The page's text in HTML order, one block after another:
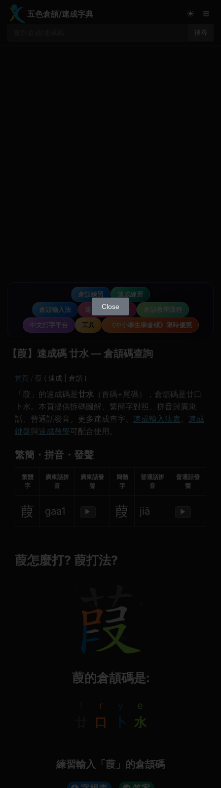
五色倉頡/速成字典
搜尋
☀ ≡
倉頡練習
速成練習
倉頡輸入法
速成輸入法教學
倉頡教學課程
中文打字平台
工具 《中小學生學倉頡》限時優惠
【葭】速成碼 廿水 — 倉頡碼查詢
首頁 葭 ( 速成 | 倉頡 )
「葭」的速成碼是 廿水 （首碼+尾碼），倉頡碼是廿口
卜水。本頁提供拆碼圖解、繁簡字對照、拼音與廣東
話、普通話發音。更多速成查字、 速成輸入法表、 速成
鍵盤與速成教學可配合使用。
繁簡・拼音・發聲
繁體
字
廣東話拼
音
廣東話發
聲
簡體
字
普通話拼
音
普通話發
聲
葭 gaa1 ▶ 葭 jiā ▶
葭怎麼打? 葭打法?
葭的倉頡碼是:
r
口
y
卜
e
水
練習輸入「葭」的倉頡碼
Close